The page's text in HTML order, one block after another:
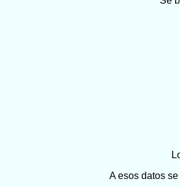
A esos datos